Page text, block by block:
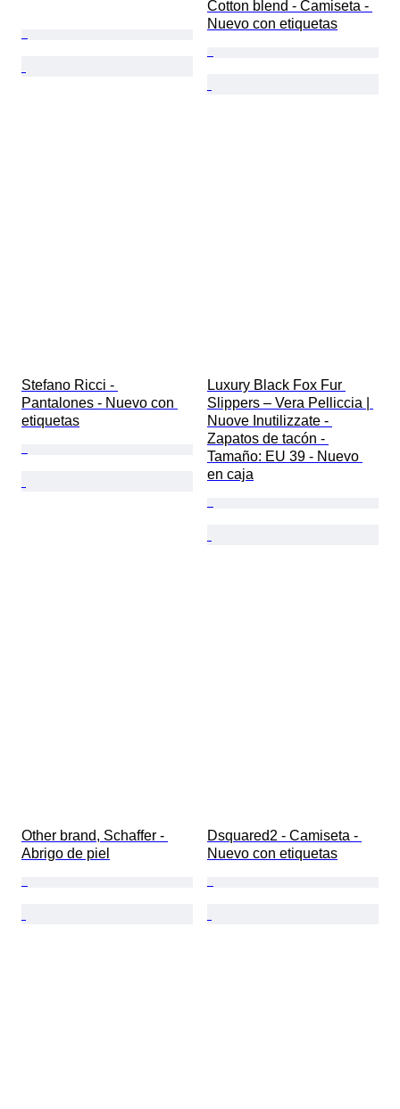
Cotton blend - Camiseta -
Nuevo con etiquetas
Stefano Ricci -
Pantalones - Nuevo con
etiquetas
Luxury Black Fox Fur
Slippers – Vera Pelliccia |
Nuove Inutilizzate -
Zapatos de tacón -
Tamaño: EU 39 - Nuevo
en caja
Other brand, Schaffer -
Abrigo de piel
Dsquared2 - Camiseta -
Nuevo con etiquetas